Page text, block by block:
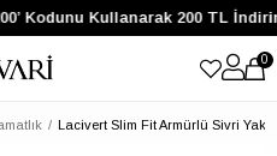
Kodunu Kullanarak 200 TL
0
Lacivert Slim Fit Armürlü Sivri